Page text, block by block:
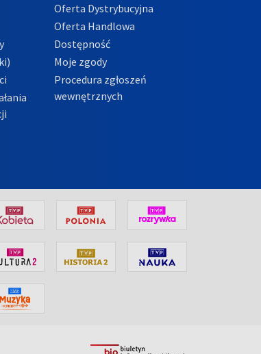
Oferta Dystrybucyjna
Oferta Handlowa
Dostępność
Moje zgody
Procedura zgłoszeń
wewnętrznych